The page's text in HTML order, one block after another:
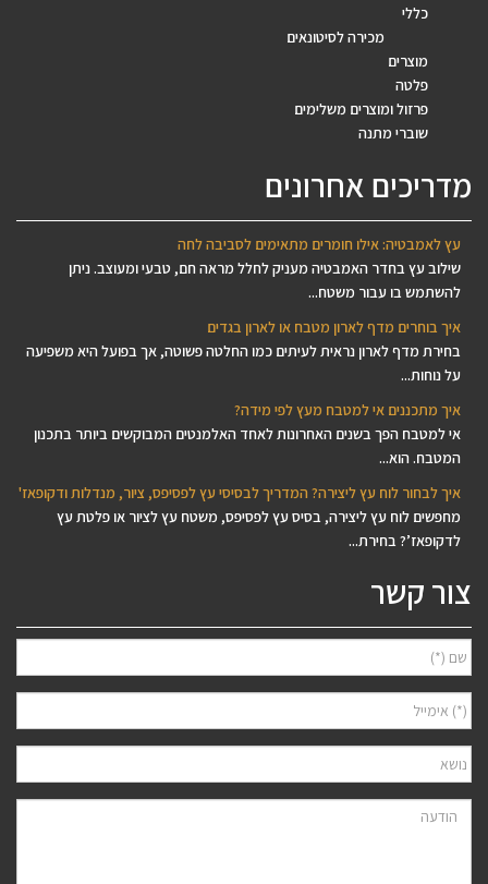
כללי
מכירה לסיטונאים
מוצרים
פלטה
פרזול ומוצרים משלימים
שוברי מתנה
מדריכים אחרונים
עץ לאמבטיה: אילו חומרים מתאימים לסביבה לחה
שילוב עץ בחדר האמבטיה מעניק לחלל מראה חם, טבעי ומעוצב. ניתן
להשתמש בו עבור משטח...
איך בוחרים מדף לארון מטבח או לארון בגדים
בחירת מדף לארון נראית לעיתים כמו החלטה פשוטה, אך בפועל היא משפיעה
על נוחות...
איך מתכננים אי למטבח מעץ לפי מידה?
אי למטבח הפך בשנים האחרונות לאחד האלמנטים המבוקשים ביותר בתכנון
המטבח. הוא...
איך לבחור לוח עץ ליצירה? המדריך לבסיסי עץ לפסיפס, ציור, מנדלות ודקופאז'
מחפשים לוח עץ ליצירה, בסיס עץ לפסיפס, משטח עץ לציור או פלטת עץ
לדקופאז’? בחירת...
צור קשר